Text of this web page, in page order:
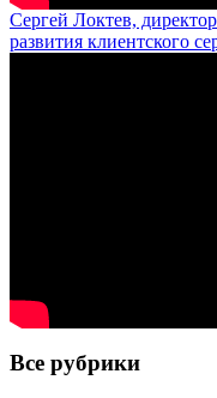
Сергей Локтев,
развития клиентского
Все рубрики